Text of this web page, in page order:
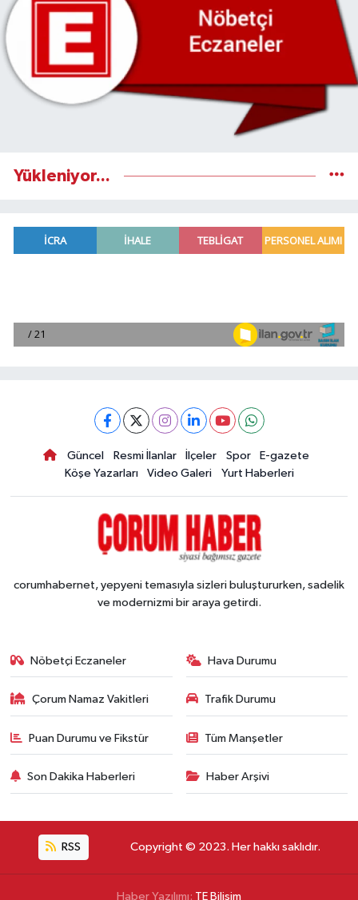
Yükleniyor...
Güncel Resmi İlanlar İlçeler Spor
E-gazete
Köşe Yazarları
Video Galeri Yurt Haberleri
corumhabernet, yepyeni temasıyla sizleri buluştururken, sadelik
ve modernizmi bir araya getirdi.
Nöbetçi Eczaneler Hava Durumu
Çorum Namaz Vakitleri Trafik Durumu
Puan Durumu ve Fikstür Tüm Manşetler
Son Dakika Haberleri Haber Arşivi
RSS Copyright © 2023. Her hakkı saklıdır.
Haber Yazılımı: TE Bilişim